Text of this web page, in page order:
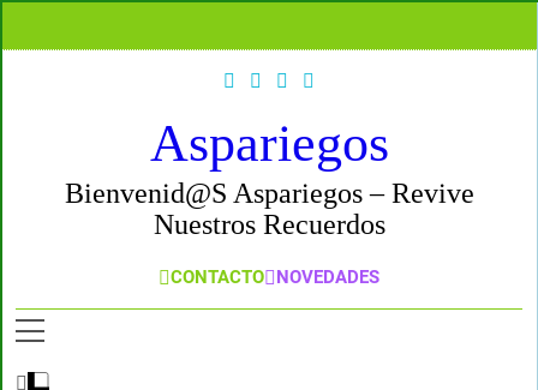
Aspariegos
Bienvenid@s Aspariegos – Revive
Nuestros Recuerdos
CONTACTO NOVEDADES